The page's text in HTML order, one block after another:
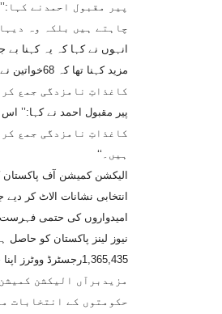
پیر مقبول احمدنے
چاہتے ہیں بلکہ وہ
انہوں نے کہا کہ یہ کہنا
کاغذاتِ نامزدگی جمع
کاغذاتِ نامزدگی جمع
ہیں۔‘‘
انتخابی نشانات الاٹ کر دیے
امیدواروں کی حتمی فہرست آج جاری کی جائے گی اور 30مئی
1,365,435رجسٹرڈ ووٹرز اپنا حقِ رائے دہی استعمال کریں گے۔
مزیدبرآں الیکشن
حکومتوں کے انتخابات